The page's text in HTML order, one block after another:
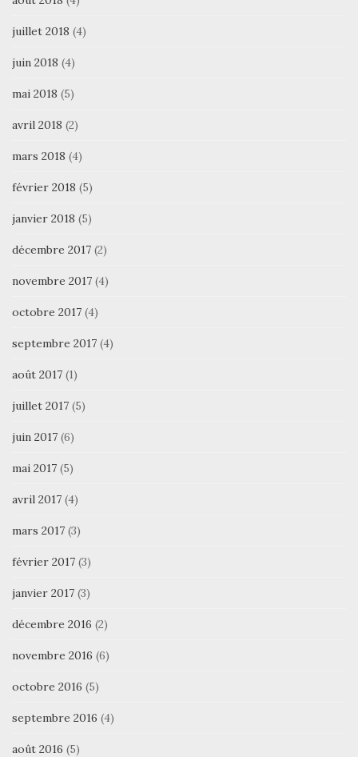
juillet 2018 (4)
juin 2018 (4)
mai 2018 (5)
avril 2018 (2)
mars 2018 (4)
février 2018 (5)
janvier 2018 (5)
décembre 2017 (2)
novembre 2017 (4)
octobre 2017 (4)
septembre 2017 (4)
août 2017 (1)
juillet 2017 (5)
juin 2017 (6)
mai 2017 (5)
avril 2017 (4)
mars 2017 (3)
février 2017 (3)
janvier 2017 (3)
décembre 2016 (2)
novembre 2016 (6)
octobre 2016 (5)
septembre 2016 (4)
août 2016 (5)